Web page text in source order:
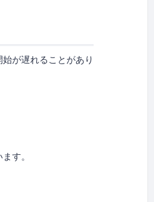
が遅れることがあり
す。